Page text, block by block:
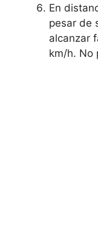
En
pesar de
alcanzar
km/h. No